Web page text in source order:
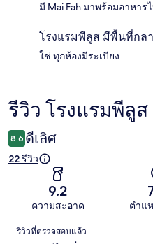
มี Mai Fah มาพร้อมอาหาร
โรงแรมพีลูส มีพื้นที่กล
ใช่ ทุกห้องมีระเบียง
รีวิว
รีวิว โรงแรมพีลูส
8.6 ดีเลิศ
22 รีวิว
9.2
ความสะอาด ตำแ
รีวิว
รีวิวที่ตรวจสอบแล้ว